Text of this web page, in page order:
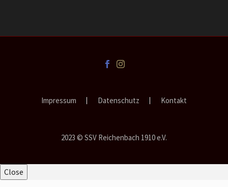
Impressum Datenschutz Kontakt
2023 © SSV Reichenbach 1910 e.V.
Close